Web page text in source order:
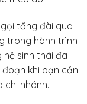
gọi tổng đài qua
trong hành trình
hệ sinh thái đa
khi bạn cần
chi nhánh.